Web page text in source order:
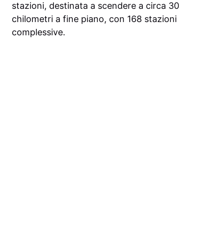
stazioni, destinata a scendere a circa 30
chilometri a fine piano, con 168 stazioni
complessive.